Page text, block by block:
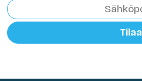
Tilaa